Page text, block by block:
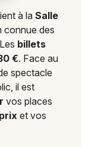
à laSalle
connue des
billets
€. Face au
spectacle
il est
vos places
prix et vos